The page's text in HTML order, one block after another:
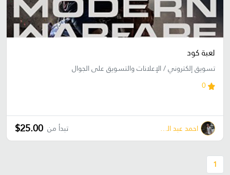
لعبة كود
تسويق إلكتروني / الإعلانات والتسويق على الجوال
0
احمد عبد الباسط عياش تبدأ من $25.00
1